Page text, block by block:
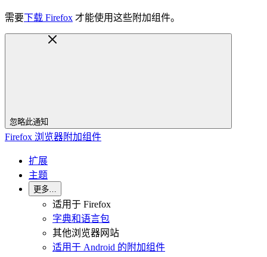
需要下载 Firefox 才能使用这些附加组件。
忽略此通知
Firefox 浏览器附加组件
扩展
主题
更多…
适用于 Firefox
字典和语言包
其他浏览器网站
适用于 Android 的附加组件